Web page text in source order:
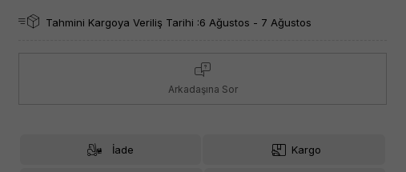
Tahmini Kargoya Veriliş Tarihi :6 Ağustos - 7 Ağustos
Arkadaşına Sor
İade Kargo